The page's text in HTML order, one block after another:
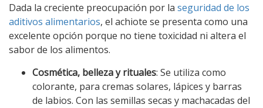
Dada la creciente preocupación por la seguridad de los
aditivos alimentarios, el achiote se presenta como una
excelente opción porque no tiene toxicidad ni altera el
sabor de los alimentos.
Cosmética, belleza y rituales: Se utiliza como
colorante, para cremas solares, lápices y barras
de labios. Con las semillas secas y machacadas del